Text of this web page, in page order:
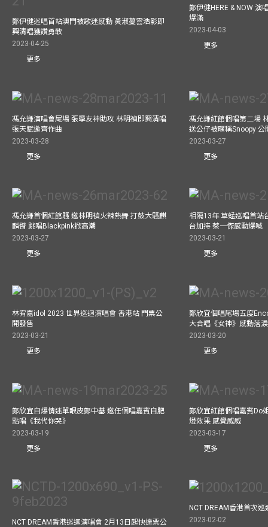
鄭伊健巡唱首站澳門被歌迷感動 黃淑蔓雲浩影即
興清唱獲讚勇敢
2023-04-25
更多
鄭伊健HERE & NOW 演
爆滿
2023-04-03
更多
馮允謙演唱會尾場 張學友神助攻 林明禎即興清唱
張天賦邀齊作曲
2023-03-28
更多
馮允謙紅館個唱第二場
送公仔被暱稱Snoopy 公
2023-03-27
更多
馮允謙首個紅館騷 邀林明禎火辣熱舞 打鼓大騷麒
麟臂 跳唱Blackpink掀高潮
2023-03-27
更多
相隔13年 草蜢巡唱首站
台加持 蔡一傑感動爆喊
2023-03-21
更多
林宥嘉idol 2023 世界巡迴演唱會 香港站 門票公
開發售
2023-03-21
更多
鄭欣宜個唱尾場五度
大合唱《女神》感動落淚
2023-03-20
更多
鄭欣宜自爆情迷單眼皮鄭中基 邀任個唱嘉賓自肥
點唱《我代你哭》
2023-03-19
更多
鄭欣宜紅館個唱嘉賓Do
燈效果 感覺威威
2023-03-17
更多
NCT DREAM香港巡迴演唱會 2月13日起快達票公
NCT DREAM香港首次
2023-02-02